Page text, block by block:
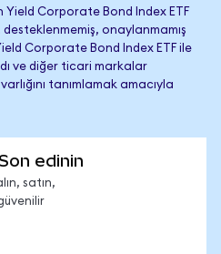
Yield Corporate Bond Index ETF
onaylanmamış
Corporate Bond Index ETF ile
ve diğer ticari markalar
tanımlamak amacıyla
edinin
satın,